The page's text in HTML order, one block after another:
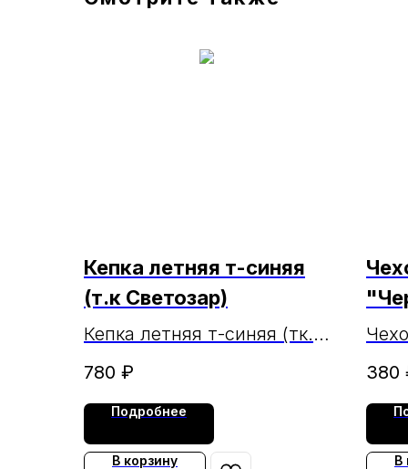
Кепка летняя т-синяя
(т.к Светозар)
Кепка летняя т-синяя (тк.
Светозар)
780 ₽
Подробнее
В корзину
кож.
380
В